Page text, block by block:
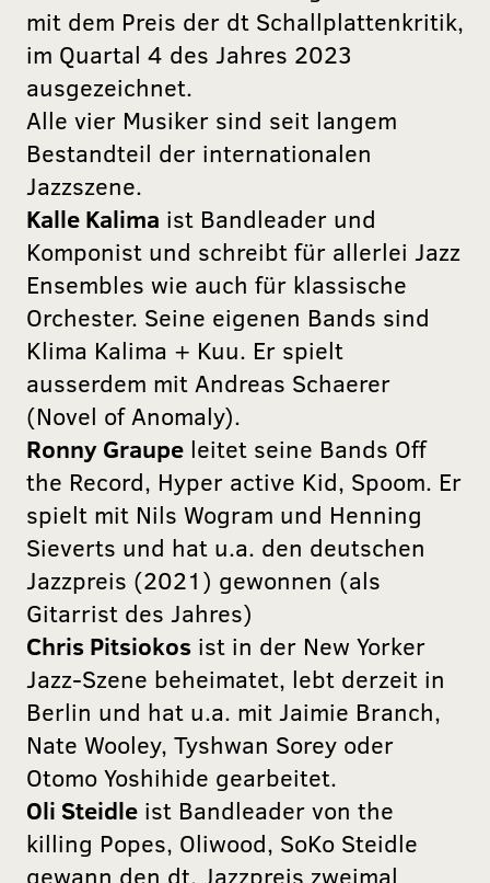
mit dem Preis der dt Schallplattenkritik,
im Quartal 4 des Jahres 2023
ausgezeichnet.
Alle vier Musiker sind seit langem
Bestandteil der internationalen
Jazzszene.
Kalle Kalima ist Bandleader und
Komponist und schreibt für allerlei Jazz
Ensembles wie auch für klassische
Orchester. Seine eigenen Bands sind
Klima Kalima + Kuu. Er spielt
ausserdem mit Andreas Schaerer
(Novel of Anomaly).
Ronny Graupe leitet seine Bands Oﬀ
the Record, Hyper active Kid, Spoom. Er
spielt mit Nils Wogram und Henning
Sieverts und hat u.a. den deutschen
Jazzpreis (2021) gewonnen (als
Gitarrist des Jahres)
Chris Pitsiokos ist in der New Yorker
Jazz-Szene beheimatet, lebt derzeit in
Berlin und hat u.a. mit Jaimie Branch,
Nate Wooley, Tyshwan Sorey oder
Otomo Yoshihide gearbeitet.
Oli Steidle ist Bandleader von the
killing Popes, Oliwood, SoKo Steidle
gewann den dt. Jazzpreis zweimal